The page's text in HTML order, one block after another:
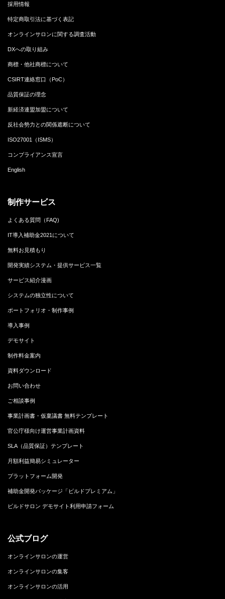
採用情報
特定商取引法に基づく表記
オンラインサロンに関する調査活動
DXへの取り組み
商標・他社商標について
CSIRT連絡窓口（PoC）
品質保証の理念
新経済連盟加盟について
反社会勢力との関係遮断について
ISO27001（ISMS）
コンプライアンス宣言
English
制作サービス
よくある質問（FAQ)
IT導入補助金2021について
無料お見積もり
開発実績システム・提供サービス一覧
サービス紹介漫画
システムの独立性について
ポートフォリオ・制作事例
導入事例
デモサイト
制作料金案内
資料ダウンロード
お問い合わせ
ご相談事例
事業計画書・仮稟議書 無料テンプレート
官公庁様向け運営事業計画資料
SLA（品質保証）テンプレート
月額利益簡易シミュレーター
プラットフォーム開発
補助金開発パッケージ「ビルドプレミアム」
ビルドサロン デモサイト利用申請フォーム
公式ブログ
オンラインサロンの運営
オンラインサロンの集客
オンラインサロンの活用